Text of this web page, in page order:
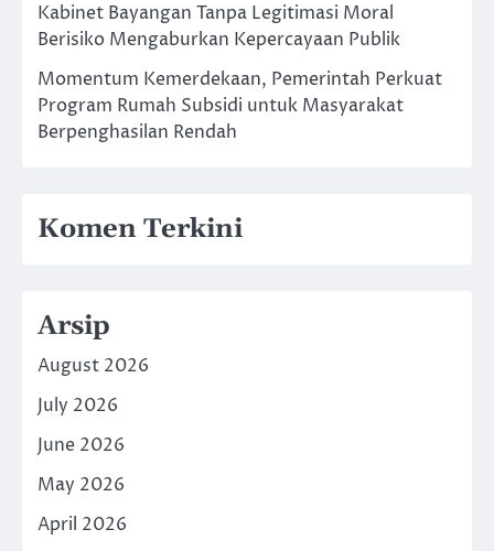
Kabinet Bayangan Tanpa Legitimasi Moral
Berisiko Mengaburkan Kepercayaan Publik
Momentum Kemerdekaan, Pemerintah Perkuat
Program Rumah Subsidi untuk Masyarakat
Berpenghasilan Rendah
Komen Terkini
Arsip
August 2026
July 2026
June 2026
May 2026
April 2026